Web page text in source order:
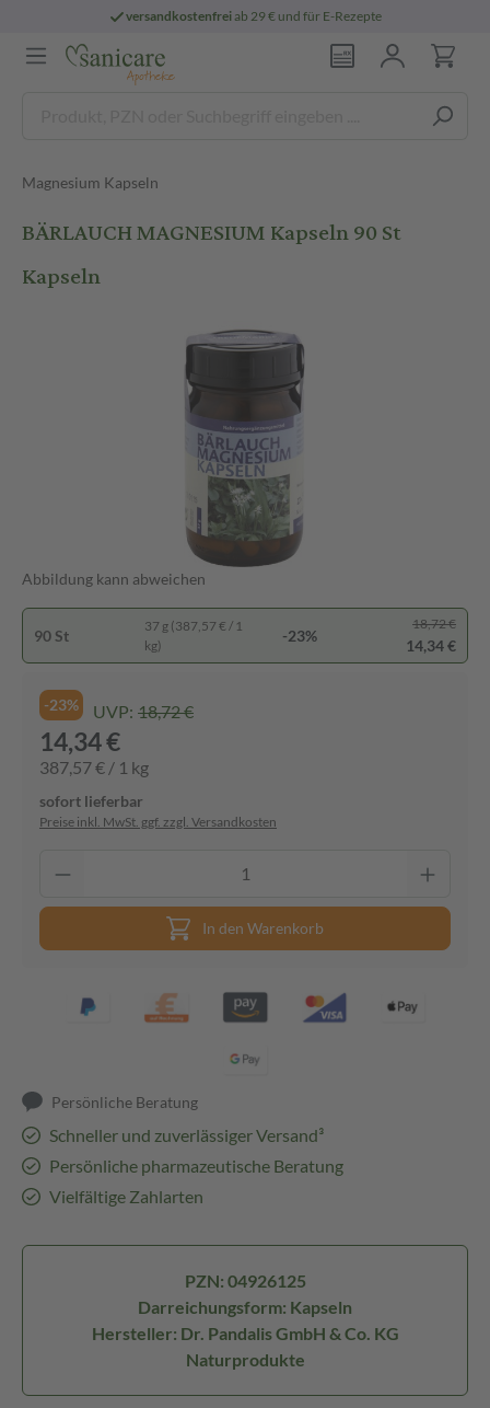
versandkostenfreiab 29 € und für E-Rezepte
Magnesium Kapseln
BÄRLAUCH MAGNESIUM Kapseln 90 St
Kapseln
Abbildung kann abweichen
90 St
37 g (387,57 € / 1
kg)
-23%
18,72 €
14,34 €
-23% UVP: 18,72 €
14,34 €
387,57 € / 1 kg
sofort lieferbar
Preise inkl. MwSt. ggf. zzgl. Versandkosten
In den Warenkorb
Persönliche Beratung
Schneller und zuverlässiger Versand³
Persönliche pharmazeutische Beratung
Vielfältige Zahlarten
PZN: 04926125
Darreichungsform: Kapseln
Hersteller: Dr. Pandalis GmbH & Co. KG
Naturprodukte